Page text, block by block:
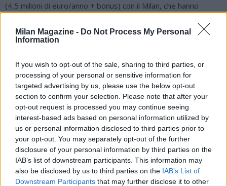
Milan Magazine - Do Not Process My Personal
Information
If you wish to opt-out of the sale, sharing to third parties, or
processing of your personal or sensitive information for
targeted advertising by us, please use the below opt-out
section to confirm your selection. Please note that after your
opt-out request is processed you may continue seeing
interest-based ads based on personal information utilized by
us or personal information disclosed to third parties prior to
your opt-out. You may separately opt-out of the further
disclosure of your personal information by third parties on the
IAB’s list of downstream participants. This information may
also be disclosed by us to third parties on the IAB’s List of
Downstream Participants that may further disclose it to other
(4,5 milioni di euro/anno + bonus) con il Milan, che hanno
Milan è ora pronto ad offrire 25 milioni di euro alla Lazio per
provare a chiudere l'affare".
2031 (€4,5M/year + bonuses) with#ACMilan, which have
overtaken#Napoliand#Atalantaoffered more as salary.
#Milanare now ready to offer €25M to #Lazio to try to close
the deal.#transfers
— Nicolò Schira (@NicoSchira)July 3, 2026